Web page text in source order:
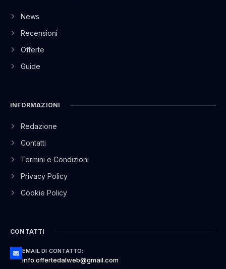
News
Recensioni
Offerte
Guide
INFORMAZIONI
Redazione
Contatti
Termini e Condizioni
Privacy Policy
Cookie Policy
CONTATTI
EMAIL DI CONTATTO:
info.offertedalweb@gmail.com